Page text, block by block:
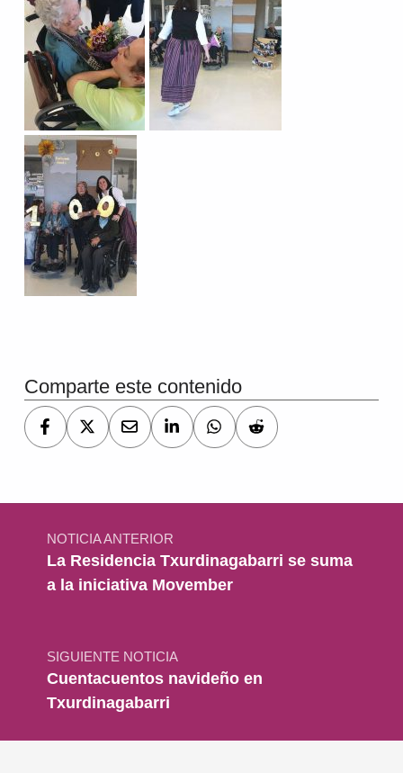
Comparte este contenido
Navegación de entradas
NOTICIA ANTERIOR
La Residencia Txurdinagabarri se suma
a la iniciativa Movember
SIGUIENTE NOTICIA
Cuentacuentos navideño en
Txurdinagabarri